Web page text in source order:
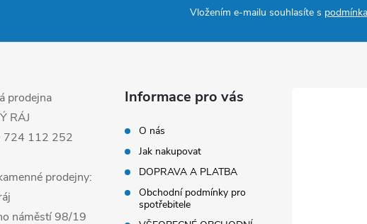
Vložením e-mailu souhlasíte s
prodejna
RÁJ
724 112 252
prodejny:
náměstí 98/19
Informace pro vás
O nás
Jak nakupovat
DOPRAVA A PLATBA
Obchodní podmínky pro
spotřebitele